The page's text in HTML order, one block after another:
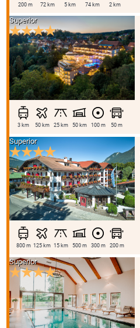
200 m 72 km 5 km 74 km 2 km
Superior
3 km 50 km 25 km 50 km 100 m 50 m
Superior
800 m 125 km 15 km 500 m 300 m 200 m
Superior